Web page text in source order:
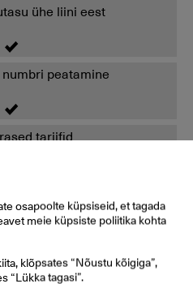
ühe liini eest
peatamine
tariifid
kõned Eestis
Euroopa, USA ja
võrkudesse
osapoolte küpsiseid, et tagada
meie küpsiste poliitika kohta
klõpsates “Nõustu kõigiga”,
“Lükka tagasi”.